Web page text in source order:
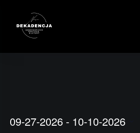
09-27-2026 - 10-10-2026